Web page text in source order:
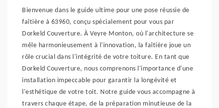
Bienvenue dans le guide ultime pour une pose réussie de
faîtière à 63960, conçu spécialement pour vous par
Dorkeld Couverture. À Veyre Monton, où l'architecture se
mêle harmonieusement à l'innovation, la faîtière joue un
rôle crucial dans l'intégrité de votre toiture. En tant que
Dorkeld Couverture, nous comprenons l'importance d'une
installation impeccable pour garantir la longévité et
l'esthétique de votre toit. Notre guide vous accompagne à
travers chaque étape, de la préparation minutieuse de la